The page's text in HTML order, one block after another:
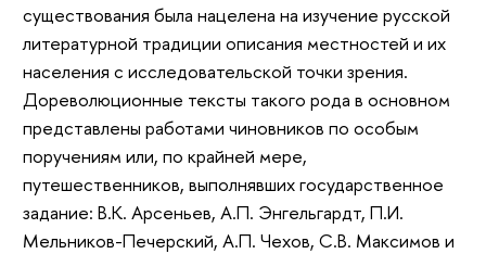
существования была нацелена на изучение русской
литературной традиции описания местностей и их
населения с исследовательской точки зрения.
Дореволюционные тексты такого рода в основном
представлены работами чиновников по особым
поручениям или, по крайней мере,
путешественников, выполнявших государственное
задание: В.К. Арсеньев, А.П. Энгельгардт, П.И.
Мельников-Печерский, А.П. Чехов, С.В. Максимов и